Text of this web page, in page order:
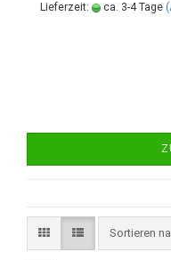
Lieferzeit: ca. 3-4 Tage
Sortieren